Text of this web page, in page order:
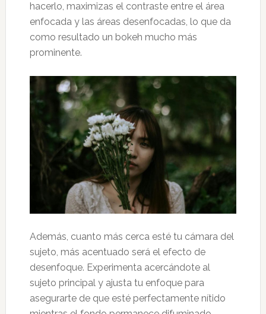
hacerlo, maximizas el contraste entre el área
enfocada y las áreas desenfocadas, lo que da
como resultado un bokeh mucho más
prominente.
Además, cuanto más cerca esté tu cámara del
sujeto, más acentuado será el efecto de
desenfoque. Experimenta acercándote al
sujeto principal y ajusta tu enfoque para
asegurarte de que esté perfectamente nítido